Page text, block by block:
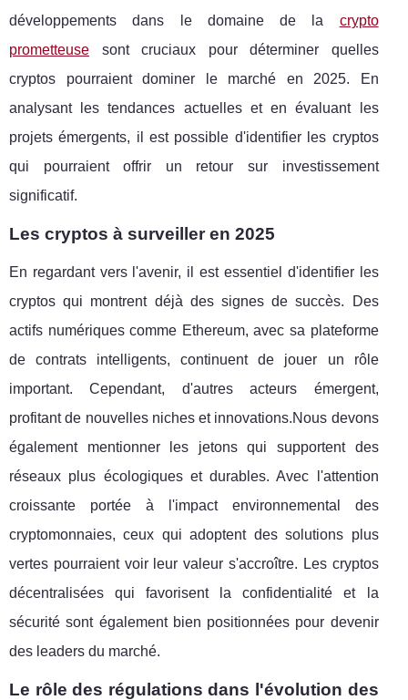
développements dans le domaine de la crypto
prometteuse sont cruciaux pour déterminer quelles
cryptos pourraient dominer le marché en 2025. En
analysant les tendances actuelles et en évaluant les
projets émergents, il est possible d'identifier les cryptos
qui pourraient offrir un retour sur investissement
significatif.
Les cryptos à surveiller en 2025
En regardant vers l'avenir, il est essentiel d'identifier les
cryptos qui montrent déjà des signes de succès. Des
actifs numériques comme Ethereum, avec sa plateforme
de contrats intelligents, continuent de jouer un rôle
important. Cependant, d'autres acteurs émergent,
profitant de nouvelles niches et innovations.Nous devons
également mentionner les jetons qui supportent des
réseaux plus écologiques et durables. Avec l'attention
croissante portée à l'impact environnemental des
cryptomonnaies, ceux qui adoptent des solutions plus
vertes pourraient voir leur valeur s'accroître. Les cryptos
décentralisées qui favorisent la confidentialité et la
sécurité sont également bien positionnées pour devenir
des leaders du marché.
Le rôle des régulations dans l'évolution des